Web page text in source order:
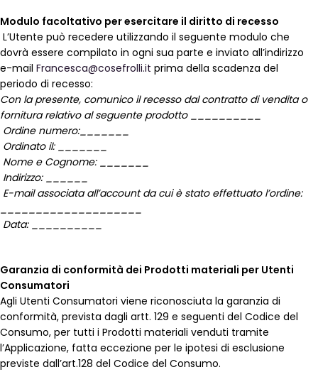
Modulo facoltativo per esercitare il diritto di recesso
L’Utente può recedere utilizzando il seguente modulo che
dovrà essere compilato in ogni sua parte e inviato all’indirizzo
e-mail Francesca@cosefrolli.it prima della scadenza del
periodo di recesso:
Con la presente, comunico il recesso dal contratto di vendita o
fornitura relativo al seguente prodotto __________
Ordine numero:_______
Ordinato il: _______
Nome e Cognome: _______
Indirizzo: ______
E-mail associata all’account da cui è stato effettuato l’ordine:
____________________
Data: __________
Garanzia di conformità dei Prodotti materiali per Utenti
Consumatori
Agli Utenti Consumatori viene riconosciuta la garanzia di
conformità, prevista dagli artt. 129 e seguenti del Codice del
Consumo, per tutti i Prodotti materiali venduti tramite
l’Applicazione, fatta eccezione per le ipotesi di esclusione
previste dall’art.128 del Codice del Consumo.